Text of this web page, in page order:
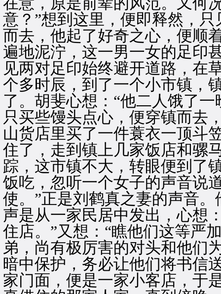
意？”想到这里，便即释然，
而去，他起了好奇之心，便顺
遍地泥泞，这一男一女的足印
见两对足印始终避开道路，在
个多时辰，到了一个小市镇，
了。胡斐心想：“他二人饿了
只买些馒头点心，便穿镇而去
山货店里买了一件蓑衣一顶斗
住了，走到镇上几家饭店和骡
踪，这市镇不大，转眼便到了
饭吃，忽听一个女子的声音说
使。”正是刘鹤真之妻的声音
声是从一家民居中发出，心想
住店。”又想：“瞧他们这等严
弟，尚有极厉害的对头和他们
暗中保护，务必让他们将书信
家门面，便是一家小客店，于